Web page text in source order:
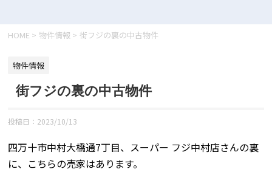
HOME > 物件情報 > 街フジの裏の中古物件
物件情報
街フジの裏の中古物件
投稿日： 2023/10/13
四万十市中村大橋通7丁目、スーパー フジ中村店さんの裏
に、こちらの売家はあります。